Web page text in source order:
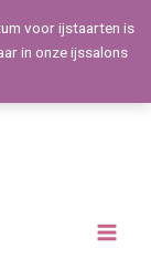
voor ijstaarten is
in onze ijssalons